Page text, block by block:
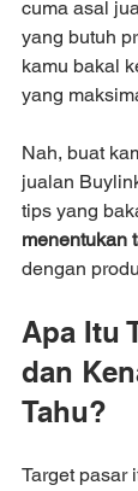
cuma asal
yang butuh
kamu bakal
yang
Nah, buat
jualan
tips yang
menentukan
dengan
Apa Itu
dan
Tahu?
Target pasar